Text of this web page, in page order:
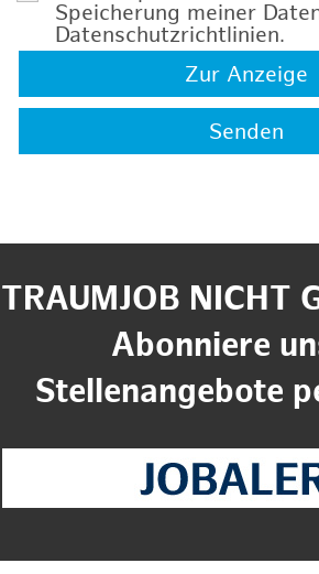
Speicherung meiner
Datenschutzrichtlinien.
Zur Anzeige
Senden
TRAUMJOB NICHT
Abonniere
Stellenangebote